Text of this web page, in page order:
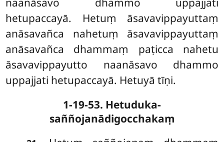
hetupaccayā. Hetuṃ āsavavippayuttaṃ
anāsavañca nahetuṃ āsavavippayuttaṃ
anāsavañca dhammaṃ paṭicca nahetu
āsavavippayutto naanāsavo dhammo
uppajjati hetupaccayā. Hetuyā tīṇi.
1-19-53. Hetuduka-
saññojanādigocchakaṃ